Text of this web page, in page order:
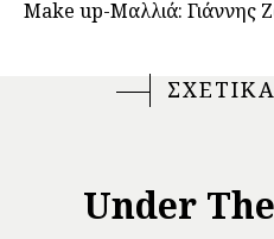
Make up-Μαλλιά: Γιάννης
Under